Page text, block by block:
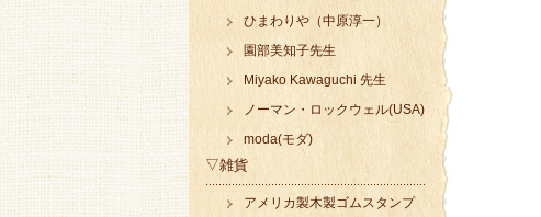
ひまわりや（中原淳一）
園部美知子先生
Miyako Kawaguchi 先生
ノーマン・ロックウェル(USA)
moda(モダ)
▽雑貨
アメリカ製木製ゴムスタンプ